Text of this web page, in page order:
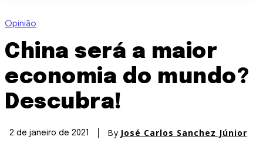
Opinião
China será a maior
economia do mundo?
Descubra!
2 de janeiro de 2021 By José Carlos Sanchez Júnior